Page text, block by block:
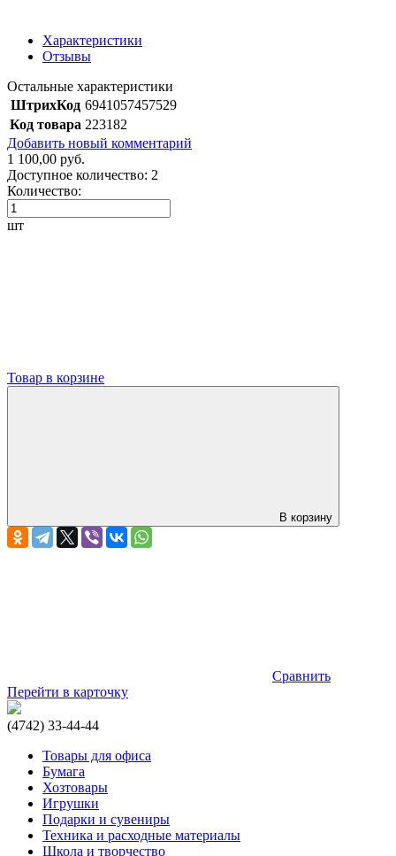
Характеристики
Отзывы
Остальные характеристики
ШтрихКод 6941057457529
Код товара 223182
Добавить новый комментарий
1 100,00 руб.
Доступное количество: 2
Количество:
шт
Товар в корзине
В корзину
Сравнить
Перейти в карточку
(4742) 33-44-44
Товары для офиса
Бумага
Хозтовары
Игрушки
Подарки и сувениры
Техника и расходные материалы
Школа и творчество